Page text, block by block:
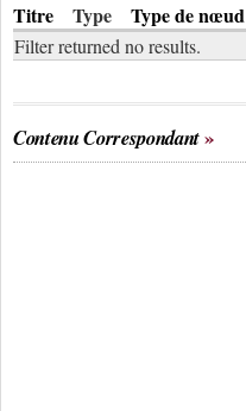
Titre Type Type de nœud
Filter returned no results.
Contenu Correspondant